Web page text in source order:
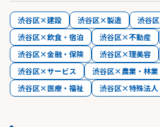
渋谷区×建設 渋谷区×製造 渋谷
渋谷区×飲食・宿泊
渋谷区×不動産
渋谷区×金融・保険
渋谷区×理美容
渋谷区×サービス
渋谷区×農業・林業
渋谷区×医療・福祉
渋谷区×特殊法人